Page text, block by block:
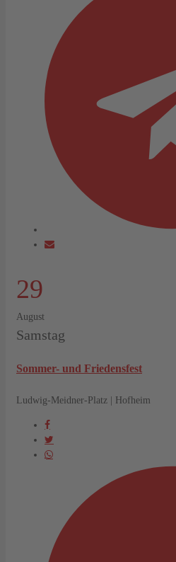
29
August
Samstag
Sommer- und Friedensfest
Ludwig-Meidner-Platz | Hofheim